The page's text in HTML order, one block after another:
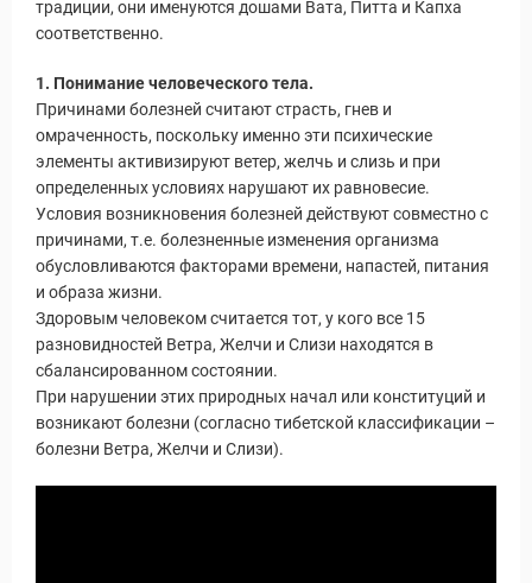
традиции, они именуются дошами Вата, Питта и Капха
соответственно.
1. Понимание человеческого тела.
Причинами болезней считают страсть, гнев и
омраченность, поскольку именно эти психические
элементы активизируют ветер, желчь и слизь и при
определенных условиях нарушают их равновесие.
Условия возникновения болезней действуют совместно с
причинами, т.е. болезненные изменения организма
обусловливаются факторами времени, напастей, питания
и образа жизни.
Здоровым человеком считается тот, у кого все 15
разновидностей Ветра, Желчи и Слизи находятся в
сбалансированном состоянии.
При нарушении этих природных начал или конституций и
возникают болезни (согласно тибетской классификации –
болезни Ветра, Желчи и Слизи).